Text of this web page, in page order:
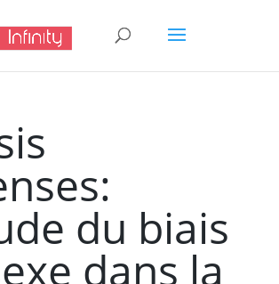
du biais
dans la